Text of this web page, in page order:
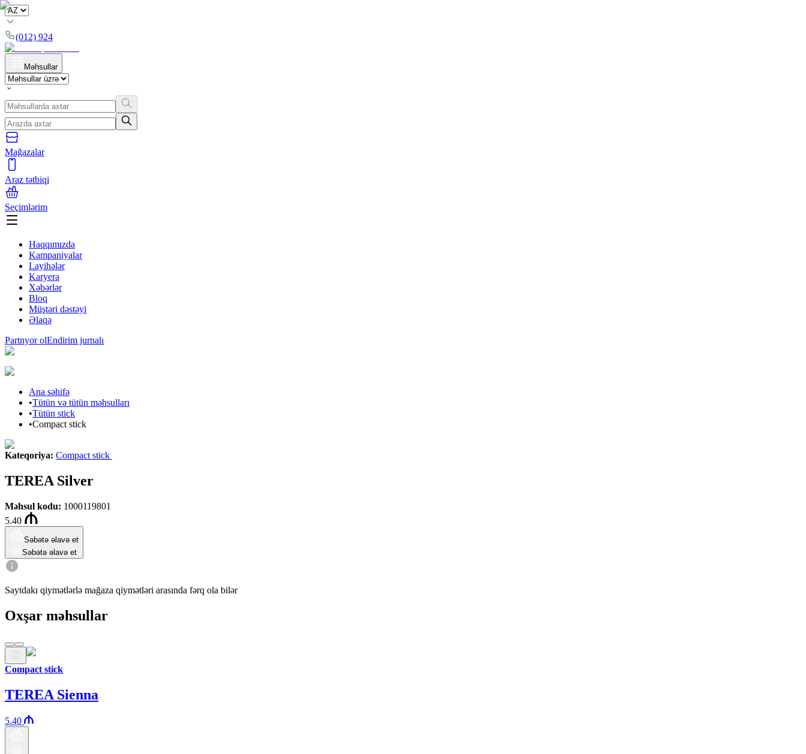
(012) 924
Məhsullar
Mağazalar
Araz tətbiqi
Seçimlərim
Haqqımızda
Kampaniyalar
Layihələr
Karyera
Xəbərlər
Bloq
Müştəri dəstəyi
Əlaqə
Partnyor olEndirim jurnalı
Ana səhifə
•Tütün və tütün məhsulları
•Tütün stick
•Compact stick
Kateqoriya: Compact stick
TEREA Silver
Məhsul kodu: 1000119801
5.40
Səbətə əlavə et
Səbətə əlavə et
Saytdakı qiymətlərlə mağaza qiymətləri arasında fərq ola bilər
Oxşar məhsullar
Compact stick
TEREA Sienna
5.40